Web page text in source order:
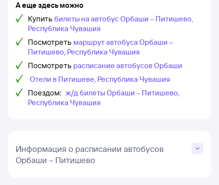
А еще здесь можно
Купить билеты на автобус Орбаши – Питишево,
Республика Чувашия
Посмотреть маршрут автобуса Орбаши –
Питишево, Республика Чувашия
Посмотреть расписание автобусов Орбаши
Отели в Питишеве, Республика Чувашия
Поездом: ж/д билеты Орбаши – Питишево,
Республика Чувашия
Информация о расписании автобусов
Орбаши – Питишево